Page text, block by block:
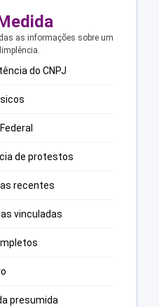
as informações sobre um
do CNPJ
de protestos
recentes
vinculadas
presumida